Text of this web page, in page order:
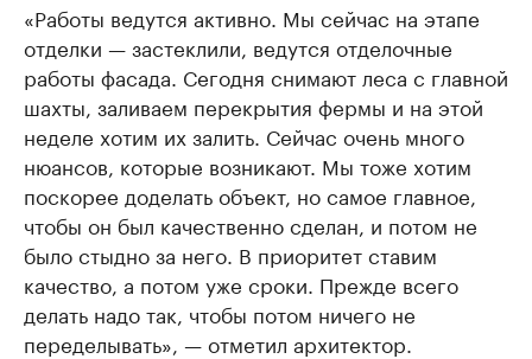
«Работы ведутся активно. Мы сейчас на этапе
отделки — застеклили, ведутся отделочные
работы фасада. Сегодня снимают леса с главной
шахты, заливаем перекрытия фермы и на этой
неделе хотим их залить. Сейчас очень много
нюансов, которые возникают. Мы тоже хотим
поскорее доделать объект, но самое главное,
чтобы он был качественно сделан, и потом не
было стыдно за него. В приоритет ставим
качество, а потом уже сроки. Прежде всего
делать надо так, чтобы потом ничего не
переделывать», — отметил архитектор.